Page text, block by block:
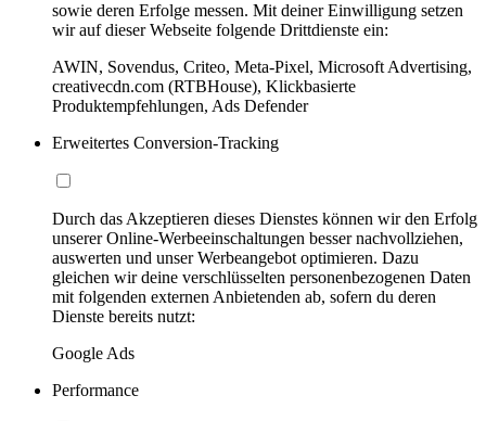
sowie deren Erfolge messen. Mit deiner Einwilligung setzen
wir auf dieser Webseite folgende Drittdienste ein:
AWIN, Sovendus, Criteo, Meta-Pixel, Microsoft Advertising,
creativecdn.com (RTBHouse), Klickbasierte
Produktempfehlungen, Ads Defender
Erweitertes Conversion-Tracking
Durch das Akzeptieren dieses Dienstes können wir den Erfolg
unserer Online-Werbeeinschaltungen besser nachvollziehen,
auswerten und unser Werbeangebot optimieren. Dazu
gleichen wir deine verschlüsselten personenbezogenen Daten
mit folgenden externen Anbietenden ab, sofern du deren
Dienste bereits nutzt:
Google Ads
Performance